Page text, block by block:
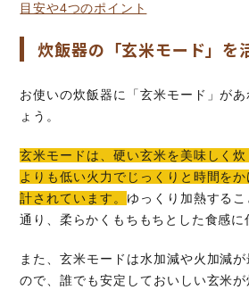
目安や4つのポイント
炊飯器の「玄米モード」を
お使いの炊飯器に「玄米モード」が
ょう。
玄米モードは、硬い玄米を美味しく
よりも低い火力でじっくりと時間を
計されています。 ゆっくり加熱する
通り、柔らかくもちもちとした食感に
また、玄米モードは水加減や火加減
ので、誰でも安定しておいしい玄米